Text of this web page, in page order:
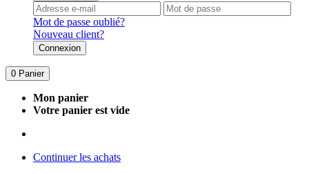
Mot de passe oublié?
Nouveau client?
Connexion
0 Panier
Mon panier
Votre panier est vide
Continuer les achats